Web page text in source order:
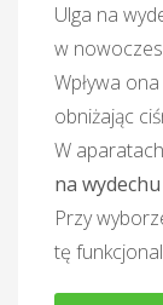
Ulga na
w
Wpływa
obniżając
W
na wydechu
Przy
tę